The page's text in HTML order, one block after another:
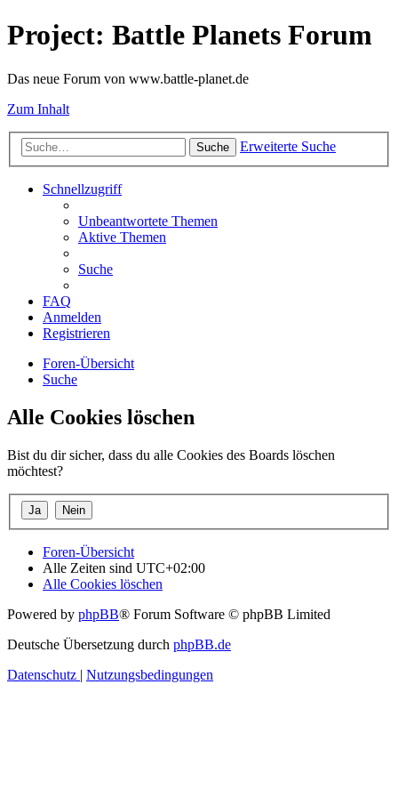
Project: Battle Planets Forum
Das neue Forum von www.battle-planet.de
Zum Inhalt
Suche Erweiterte Suche
Schnellzugriff
Unbeantwortete Themen
Aktive Themen
Suche
FAQ
Anmelden
Registrieren
Foren-Übersicht
Suche
Alle Cookies löschen
Bist du dir sicher, dass du alle Cookies des Boards löschen
möchtest?
Foren-Übersicht
Alle Zeiten sind UTC+02:00
Alle Cookies löschen
Powered by phpBB® Forum Software © phpBB Limited
Deutsche Übersetzung durch phpBB.de
Datenschutz | Nutzungsbedingungen